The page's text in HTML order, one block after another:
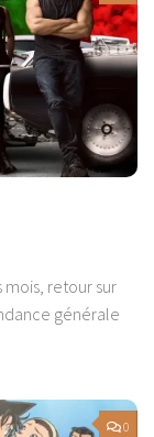
mois, retour sur
générale
0